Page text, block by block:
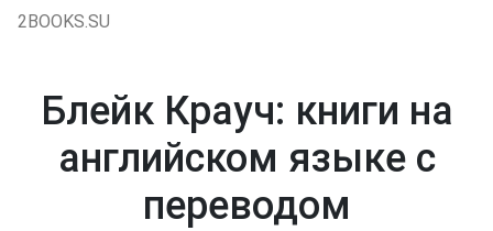
2BOOKS.SU
Блейк Крауч: книги на
английском языке с
переводом